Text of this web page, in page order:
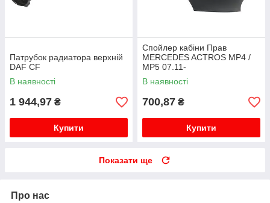
Патрубок радиатора верхній
DAF CF
В наявності
1 944,97 ₴
Купити
Спойлер кабіни Прав
MERCEDES ACTROS MP4 /
MP5 07.11-
В наявності
700,87 ₴
Купити
Показати ще
Про нас